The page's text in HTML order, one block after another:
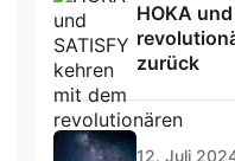
HOKA
zurück
12. Juli